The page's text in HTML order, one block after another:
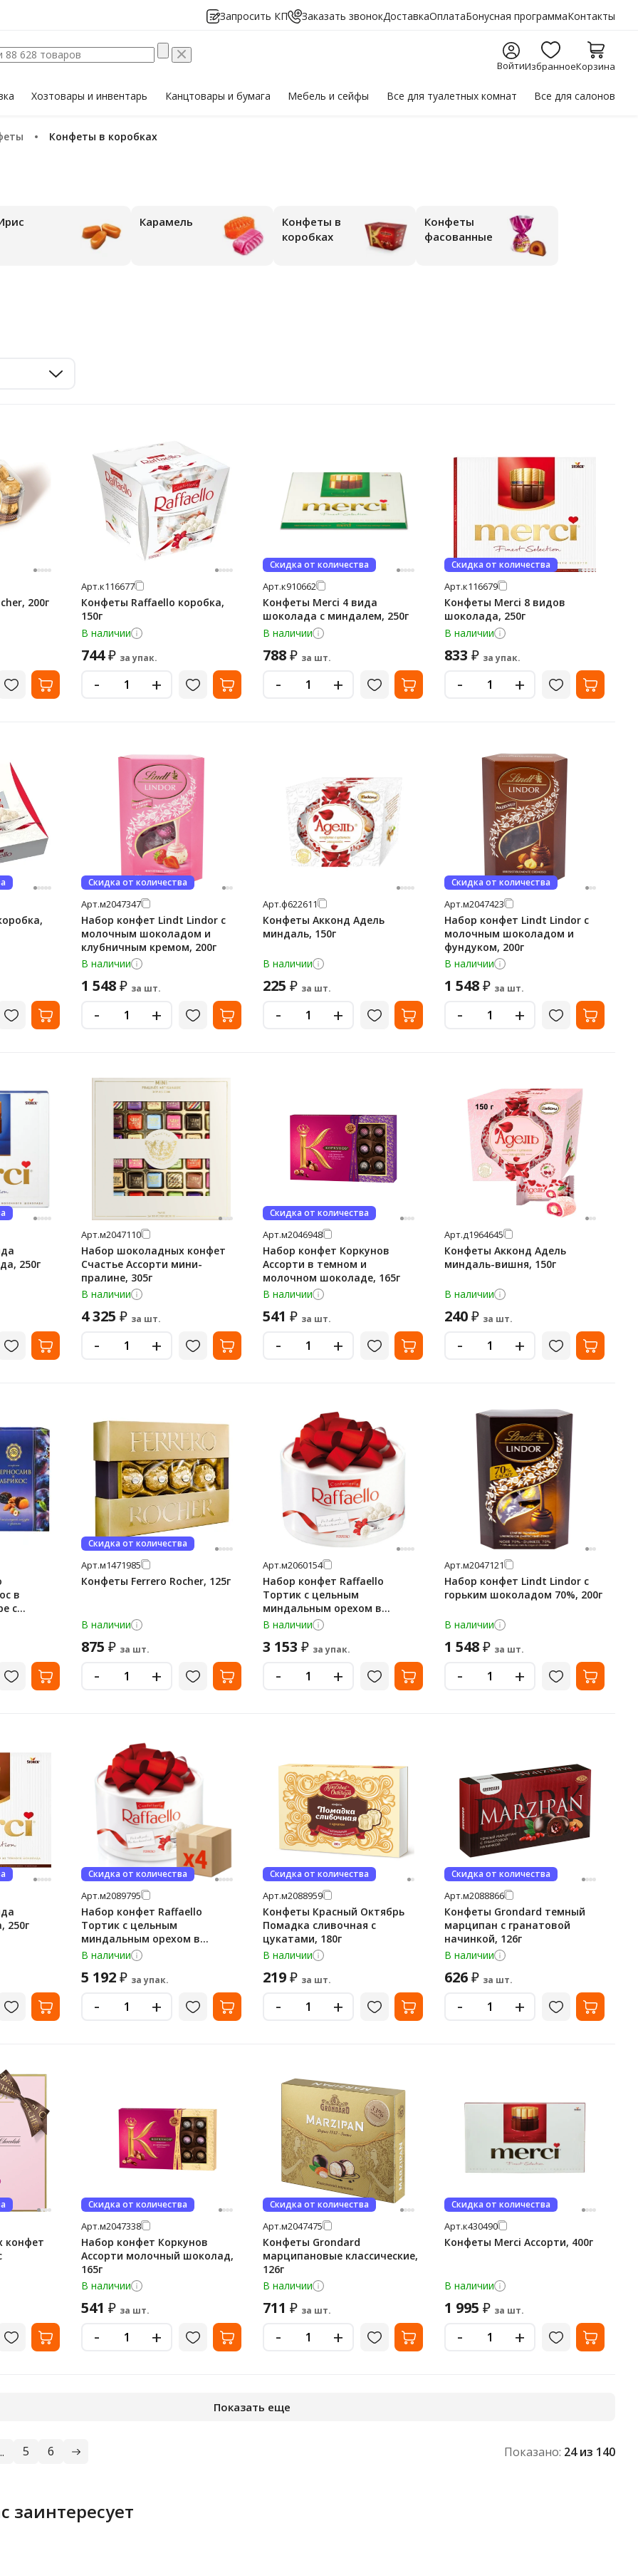
Запросить КП Заказать звонокДоставкаОплатаБонусная программаКонтакты
ВойтиИзбранноеКорзина
Хозтоварыи инвентарь Канцтовары и бумага Мебельи сейфы Все для туалетных комнат Все для салонов
конфеты в коробках
Ирис Карамель
Конфеты в
коробках
Конфеты
фасованные
200г
Арт.к116677
Конфеты Raffaello коробка,
150г
В наличии
744₽ за упак.
- +
Скидка от количества
Арт.к910662
Конфеты Merci 4 вида
шоколада с миндалем, 250г
В наличии
788₽ за шт.
- +
Скидка от количества
Арт.к116679
Конфеты Merci 8 видов
шоколада, 250г
В наличии
833 ₽ за упак.
- +
Скидка от количества
Арт.м2047347
Набор конфет Lindt Lindor с
молочным шоколадом и
клубничным кремом, 200г
В наличии
1 548₽ за шт.
- +
Арт.ф622611
Конфеты Акконд Адель
миндаль, 150г
В наличии
225 ₽ за шт.
- +
Скидка от количества
Арт.м2047423
Набор конфет Lindt Lindor с
молочным шоколадом и
фундуком, 200г
В наличии
1 548₽ за шт.
- +
250г
Арт.м2047110
Набор шоколадных конфет
Счастье Ассорти мини-
пралине, 305г
В наличии
4 325 ₽ за шт.
- +
Скидка от количества
Арт.м2046948
Набор конфет Коркунов
Ассорти в темном и
молочном шоколаде, 165г
В наличии
541 ₽ за шт.
- +
Арт.д1964645
Конфеты Акконд Адель
миндаль-вишня, 150г
В наличии
240₽ за шт.
- +
в
с
Скидка от количества
Арт.м1471985
Конфеты Ferrero Rocher, 125г
В наличии
875 ₽ за шт.
- +
Арт.м2060154
Набор конфет Raffaello
Тортик с цельным
миндальным орехом в
кокосовой обсыпке, 100г x 6
В наличии
3 153 ₽ за упак.
- +
Арт.м2047121
Набор конфет Lindt Lindor с
горьким шоколадом 70%, 200г
В наличии
1 548₽ за шт.
- +
250г
Скидка от количества
Арт.м2089795
Набор конфет Raffaello
Тортик с цельным
миндальным орехом в
кокосовой обсыпке, 200г x 4
В наличии
5 192₽ за упак.
- +
Скидка от количества
Арт.м2088959
Конфеты Красный Октябрь
Помадка сливочная с
цукатами, 180г
В наличии
219₽ за шт.
- +
Скидка от количества
Арт.м2088866
Конфеты Grondard темный
марципан с гранатовой
начинкой, 126г
В наличии
626₽ за шт.
- +
конфет
Скидка от количества
Арт.м2047338
Набор конфет Коркунов
Ассорти молочный шоколад,
165г
В наличии
541 ₽ за шт.
- +
Скидка от количества
Арт.м2047475
Конфеты Grondard
марципановые классические,
126г
В наличии
711 ₽ за шт.
- +
Скидка от количества
Арт.к430490
Конфеты Merci Ассорти, 400г
В наличии
1 995 ₽ за шт.
- +
Показать еще
5 6 Показано: 24из 140
заинтересует